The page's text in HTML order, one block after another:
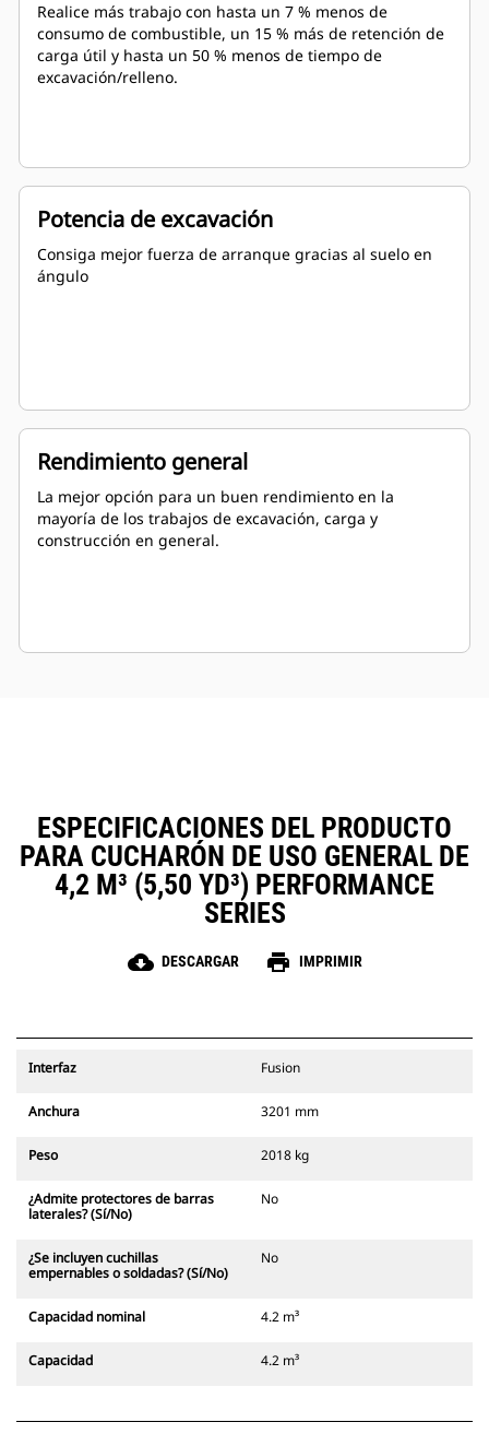
Realice más trabajo con hasta un 7 % menos de
consumo de combustible, un 15 % más de retención de
carga útil y hasta un 50 % menos de tiempo de
excavación/relleno.
Potencia de excavación
Consiga mejor fuerza de arranque gracias al suelo en
ángulo
Rendimiento general
La mejor opción para un buen rendimiento en la
mayoría de los trabajos de excavación, carga y
construcción en general.
ESPECIFICACIONES DEL PRODUCTO
PARA CUCHARÓN DE USO GENERAL DE
4,2 M³ (5,50 YD³) PERFORMANCE
SERIES
cloud_download DESCARGAR print IMPRIMIR
Interfaz Fusion
Anchura 3201 mm
Peso 2018 kg
¿Admite protectores de barras
laterales? (Sí/No)
No
¿Se incluyen cuchillas
empernables o soldadas? (Sí/No)
No
Capacidad nominal 4.2 m³
Capacidad 4.2 m³